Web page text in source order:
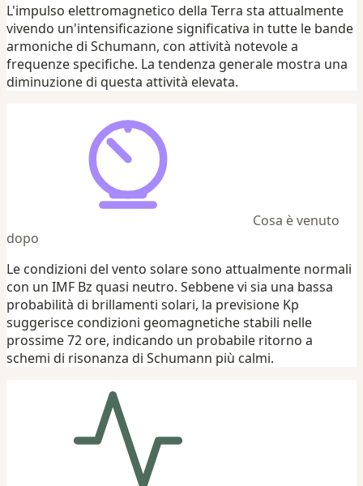
L'impulso elettromagnetico della Terra sta attualmente
vivendo un'intensificazione significativa in tutte le bande
armoniche di Schumann, con attività notevole a
frequenze specifiche. La tendenza generale mostra una
diminuzione di questa attività elevata.
Cosa è venuto
dopo
Le condizioni del vento solare sono attualmente normali
con un IMF Bz quasi neutro. Sebbene vi sia una bassa
probabilità di brillamenti solari, la previsione Kp
suggerisce condizioni geomagnetiche stabili nelle
prossime 72 ore, indicando un probabile ritorno a
schemi di risonanza di Schumann più calmi.